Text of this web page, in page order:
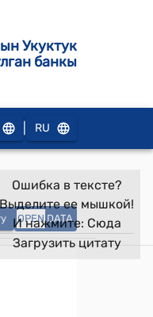
Укуктук
банкы
RU
OPEN DATA
Ошибка в тексте?
Выделите ее мышкой!
И нажмите: Сюда
Загрузить цитату